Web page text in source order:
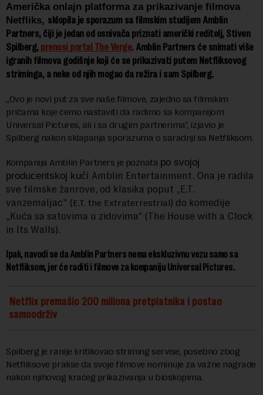
Američka onlajn platforma za prikazivanje filmova
Netfliks, sklopila je sporazum safilmskim studijem Amblin
Partners, čiji je jedan od osnivača priznati američki reditelj, Stiven
Spilberg, prenosi portal The Verge. Amblin Partners će snimati više
igranih filmova godišnje koji će se prikazivati putem Netfliksovog
striminga, a neke od njih mogao da režira i sam Spilberg.
„Ovo je novi put za sve naše filmove, zajedno sa filmskim
pričama koje ćemo nastaviti da radimo sa kompanijom
Universal Pictures, ali i sa drugim partnerima“, izjavio je
Spilberg nakon sklapanja sporazuma o saradnji sa Netfliksom.
Kompanija Amblin Partners je poznata po svojoj
producentskoj kući Amblin Entertainment. Ona je radila
sve filmske žanrove, od klasika poput „E.T.
vanzemaljac“ (E.T. the Extraterrestrial) do komedije
„Kuća sa satovima u zidovima“ (The House with a Clock
in Its Walls).
Ipak, navodi se da Amblin Partners nema ekskluzivnu vezu samo sa
Netfliksom, jer će raditi i filmove za kompaniju Universal Pictures.
Netflix premašio 200 miliona pretplatnika i postao
samoodrživ
Spilberg je ranije kritikovao striming servise, posebno zbog
Netfliksove prakse da svoje filmove nominuje za važne nagrade
nakon njihovog kraćeg prikazivanja u bioskopima.